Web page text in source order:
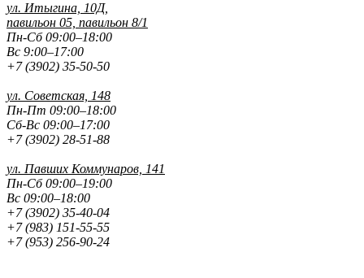
ул. Итыгина, 10Д,
павильон 05, павильон 8/1
Пн-Сб 09:00–18:00
Вс 9:00–17:00
+7 (3902) 35-50-50
ул. Советская, 148
Пн-Пт 09:00–18:00
Сб-Вс 09:00–17:00
+7 (3902) 28-51-88
ул. Павших Коммунаров, 141
Пн-Сб 09:00–19:00
Вс 09:00–18:00
+7 (3902) 35-40-04
+7 (983) 151-55-55
+7 (953) 256-90-24